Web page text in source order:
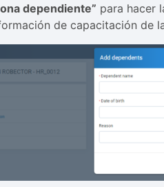
dependiente” para hacer
de capacitación de